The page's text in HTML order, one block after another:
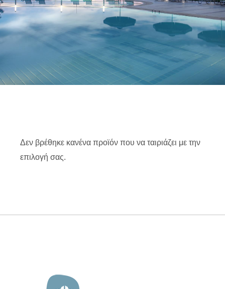
Δεν βρέθηκε κανένα προϊόν που να ταιριάζει με την
επιλογή σας.